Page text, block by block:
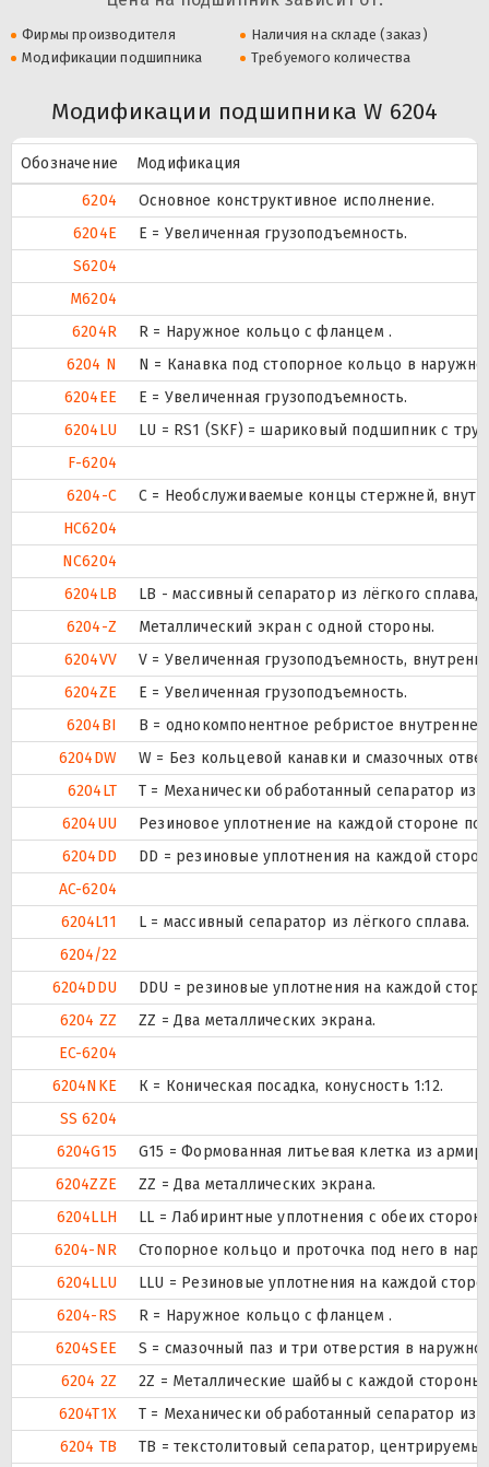
Фирмы производителя
Наличия на складе (заказ)
Модификации подшипника
Требуемого количества
Модификации подшипника W 6204
Обозначение
Модификация
6204
Основное конструктивное исполнение.
6204E
Е = Увеличенная грузоподъемность.
S6204
M6204
6204R
R = Наружное кольцо с фланцем .
6204 N
N = Канавка под стопорное кольцо в
6204EE
Е = Увеличенная грузоподъемность.
6204LU
LU = RS1 (SKF) = шариковый подшипник с
F-6204
6204-C
С = Необслуживаемые концы стержней,
HC6204
NC6204
6204LB
LB - массивный сепаратор из лёгкого
6204-Z
Металлический экран с одной стороны.
6204VV
V = Увеличенная грузоподъемность,
6204ZE
Е = Увеличенная грузоподъемность.
6204BI
B = однокомпонентное ребристое
6204DW
W = Без кольцевой канавки и смазочных
6204LT
T = Механически обработанный сепаратор из
6204UU
Резиновое уплотнение на каждой стороне
6204DD
DD = резиновые уплотнения на каждой
AC-6204
6204L11
L = массивный сепаратор из лёгкого сплава.
6204/22
6204DDU
DDU = резиновые уплотнения на каждой
6204 ZZ
ZZ = Два металлических экрана.
EC-6204
6204NKE
К = Коническая посадка, конусность 1:12.
SS 6204
6204G15
G15 = Формованная литьевая клетка из
6204ZZE
ZZ = Два металлических экрана.
6204LLH
LL = Лабиринтные уплотнения с обеих
6204-NR
Стопорное кольцо и проточка под него в
6204LLU
LLU = Резиновые уплотнения на каждой
6204-RS
R = Наружное кольцо с фланцем .
6204SEE
S = смазочный паз и три отверстия в
6204 2Z
2Z = Металлические шайбы с каждой
6204T1X
T = Механически обработанный сепаратор из
6204 TB
ТВ = текстолитовый сепаратор,